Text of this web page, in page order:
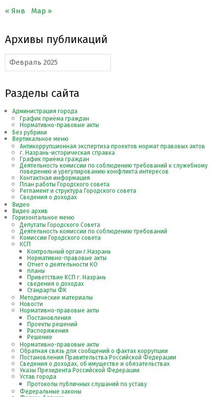
« Янв Мар »
Архивы публикаций
Архивы
публикаций
Разделы сайта
Администрация города
График приёма граждан
Нормативно-правовые акты
Без рубрики
Вертикальное меню
Антикоррупционная экспертиза проектов нормат правовых актов
г. Назрань-историческая справка
График приёма граждан
Деятельность комиссии по соблюдению требований к служебному
поведению и урегулированию конфликта интересов
Контактная информация
План работы Городского совета
Регламент и структура Городского совета
Сведения о доходах
Видео
Видео архив
Горизонтальное меню
Депутаты Городского Совета
Деятельность комиссии по соблюдению требований
Комиссии Городского совета
КСП
Контрольный орган г.Назрань
Нормативно-правовые акты
Отчет о деятельности КО
планы
Приветствие КСП г. Назрань
сведения о доходах
Стандарты ФК
Методические материалы
Новости
Нормативно-правовые акты
Постановления
Проекты решений
Распоряжения
Решение
Нормативно-правовые акты
Обратная связь для сообщений о фактах коррупции
Постановления Правительства Российской Федерации
Сведения о доходах, об имуществе и обязательствах
Указы Президента Российской Федерации
Устав города
Протоколы публичных слушаний по уставу
Федеральные законы